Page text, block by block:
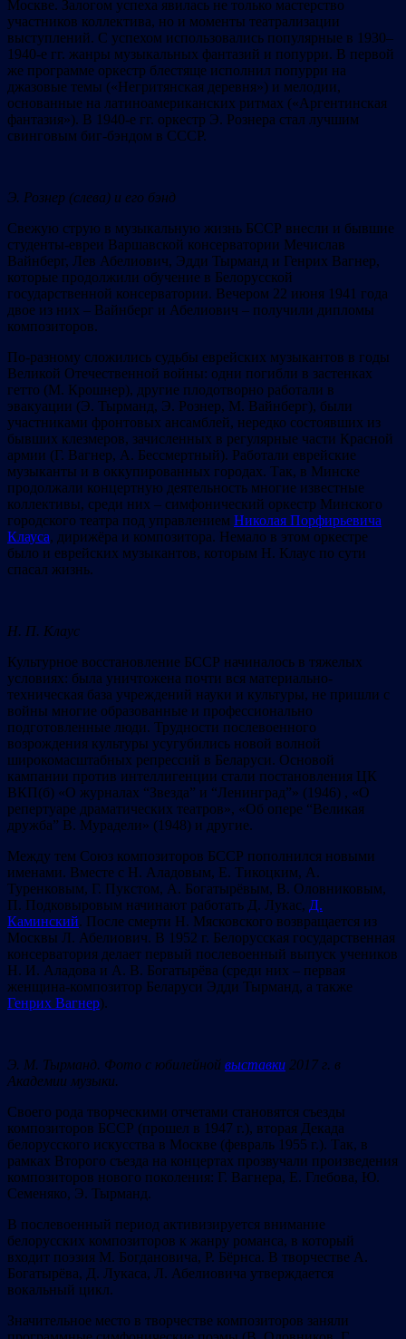
Москве. Залогом успеха явилась не только мастерство
участников коллектива, но и моменты театрализации
выступлений. С успехом использовались популярные в 1930–
1940-е гг. жанры музыкальных фантазий и попурри. В первой
же программе оркестр блестяще исполнил попурри на
джазовые темы («Негритянская деревня») и мелодии,
основанные на латиноамериканских ритмах («Аргентинская
фантазия»). В 1940-е гг. оркестр Э. Рознера стал лучшим
свинговым биг-бэндом в СССР.
Э. Рознер (слева) и его бэнд
Свежую струю в музыкальную жизнь БССР внесли и бывшие
студенты-евреи Варшавской консерватории Мечислав
Вайнберг, Лев Абелиович, Эдди Тырманд и Генрих Вагнер,
которые продолжили обучение в Белорусской
государственной консерватории. Вечером 22 июня 1941 года
двое из них – Вайнберг и Абелиович – получили дипломы
композиторов.
По-разному сложились судьбы еврейских музыкантов в годы
Великой Отечественной войны: одни погибли в застенках
гетто (М. Крошнер), другие плодотворно работали в
эвакуации (Э. Тырманд, Э. Рознер, М. Вайнберг), были
участниками фронтовых ансамблей, нередко состоявших из
бывших клезмеров, зачисленных в регулярные части Красной
армии (Г. Вагнер, А. Бессмертный). Работали еврейские
музыканты и в оккупированных городах. Так, в Минске
продолжали концертную деятельность многие известные
коллективы, среди них – симфонический оркестр Минского
городского театра под управлением Николая Порфирьевича
Клауса, дирижёрa и композиторa. Немало в этом оркестре
было и еврейских музыкантов, которым Н. Клаус по сути
спасал жизнь.
Н. П. Клаус
Культурное восстановление БССР начиналось в тяжелых
условиях: была уничтожена почти вся материально-
техническая база учреждений науки и культуры, не пришли с
войны многие образованные и профессионально
подготовленные люди. Трудности послевоенного
возрождения культуры усугубились новой волной
широкомасштабных репрессий в Беларуси. Основой
кампании против интеллигенции стали постановления ЦК
ВКП(б) «О журналах “Звезда” и “Ленинград”» (1946) , «О
репертуаре драматических театров», «Об опере “Великая
дружба” В. Мурадели» (1948) и другие.
Между тем Союз композиторов БССР пополнился новыми
именами. Вместе с Н. Аладовым, Е. Тикоцким, А.
Туренковым, Г. Пукстом, А. Богатырёвым, В. Оловниковым,
П. Подковыровым начинают работать Д. Лукас, Д.
Каминский. После смерти Н. Мясковского возвращается из
Москвы Л. Абелиович. В 1952 г. Белорусская государственная
консерватория делает первый послевоенный выпуск учеников
Н. И. Аладова и А. В. Богатырёва (среди них – первая
женщина-композитор Беларуси Эдди Тырманд, а также
Генрих Вагнер).
Э. М. Тырманд. Фото с юбилейной выставки 2017 г. в
Академии музыки.
Своего рода творческими отчетами становятся съезды
композиторов БССР (прошел в 1947 г.), вторая Декада
белорусского искусства в Москве (февраль 1955 г.). Так, в
рамках Второго съезда на концертах прозвучали произведения
композиторов нового поколения: Г. Вагнера, Е. Глебова, Ю.
Семеняко, Э. Тырманд.
В послевоенный период активизируется внимание
белорусских композиторов к жанру романса, в который
входит поэзия М. Богдановича, Р. Бёрнса. В творчестве А.
Богатырёва, Д. Лукаса, Л. Абелиовича утверждается
вокальный цикл.
Значительное место в творчестве композиторов заняли